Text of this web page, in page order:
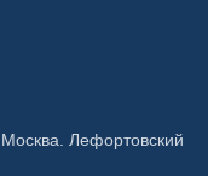
Лефортовский